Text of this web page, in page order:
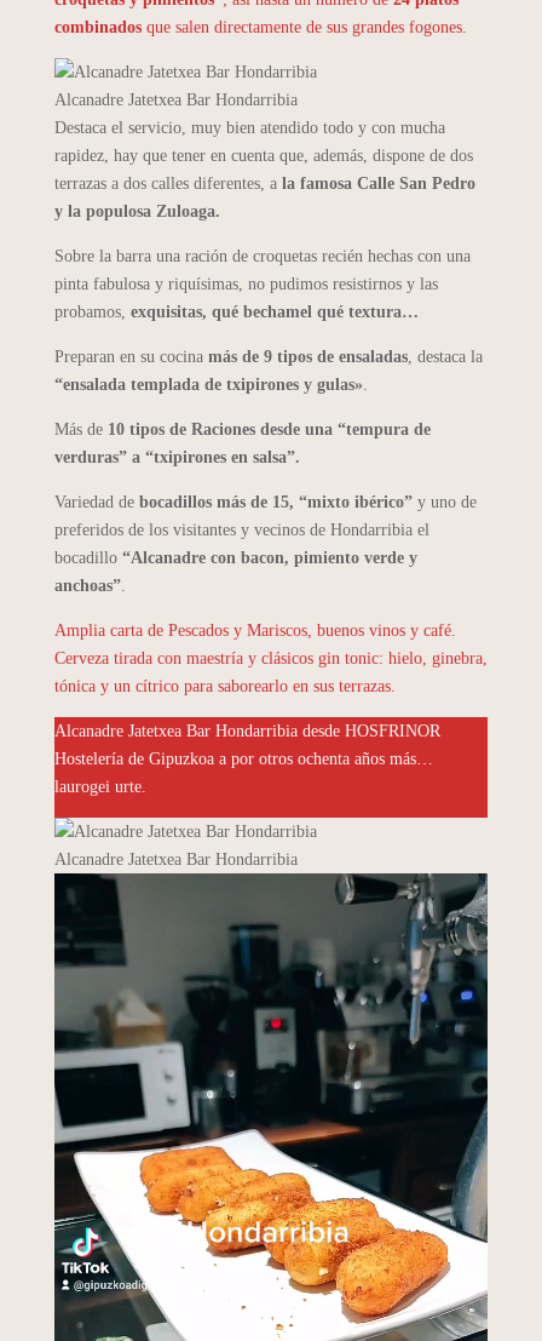
combinadosque salen directamente de sus grandes fogones.
Alcanadre Jatetxea Bar Hondarribia
Destaca el servicio, muy bien atendido todo y con mucha
rapidez, hay que tener en cuenta que, además, dispone de dos
terrazas a dos calles diferentes, a la famosa Calle San Pedro
y la populosa Zuloaga.
Sobre la barra una ración de croquetas recién hechas con una
pinta fabulosa y riquísimas, no pudimos resistirnos y las
probamos, exquisitas, qué bechamel qué textura…
Preparan en su cocinamás de 9 tipos de ensaladas, destaca la
“ensalada templada de txipirones y gulas».
Más de 10 tipos de Raciones desde una “tempura de
verduras” a “txipirones en salsa”.
Variedad de bocadillos más de 15, “mixto ibérico”y uno de
preferidos de los visitantes y vecinos de Hondarribia el
bocadillo “Alcanadre con bacon, pimiento verde y
anchoas”.
Amplia carta de Pescados y Mariscos, buenos vinos y café.
Cerveza tirada con maestría y clásicos gin tonic: hielo, ginebra,
tónica y un cítrico para saborearlo en sus terrazas.
Alcanadre Jatetxea Bar Hondarribia desde HOSFRINOR
Hostelería de Gipuzkoa a por otros ochenta años más…
laurogei urte.
Alcanadre Jatetxea Bar Hondarribia